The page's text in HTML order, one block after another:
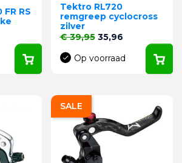
RS
Tektro RL720
remgreep cyclocross
zilver
Normale prijs
€ 39,95 Prijs
35,96
Op voorraad
SALE